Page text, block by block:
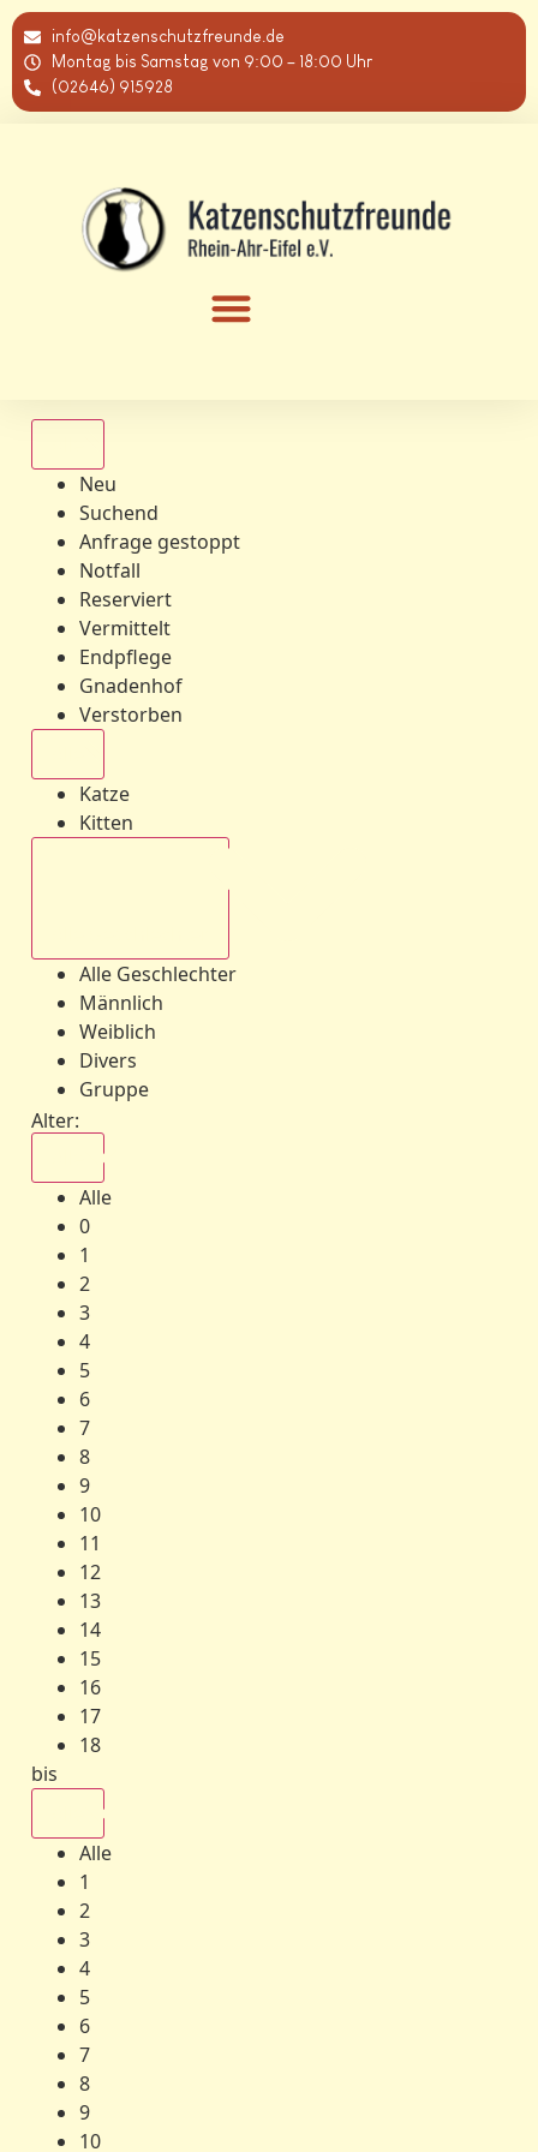
info@katzenschutzfreunde.de
Montag bis Samstag von 9:00 – 18:00 Uhr
(02646) 915928
Neu
Suchend
Anfrage gestoppt
Notfall
Reserviert
Vermittelt
Endpflege
Gnadenhof
Verstorben
Katze
Kitten
Alle Geschlechter
Männlich
Weiblich
Divers
Gruppe
Alter:
Alle
0
1
2
3
4
5
6
7
8
9
10
11
12
13
14
15
16
17
18
bis
Alle
1
2
3
4
5
6
7
8
9
10